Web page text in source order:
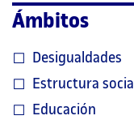
Ámbitos
Desigualdades
Estructura social
Educación